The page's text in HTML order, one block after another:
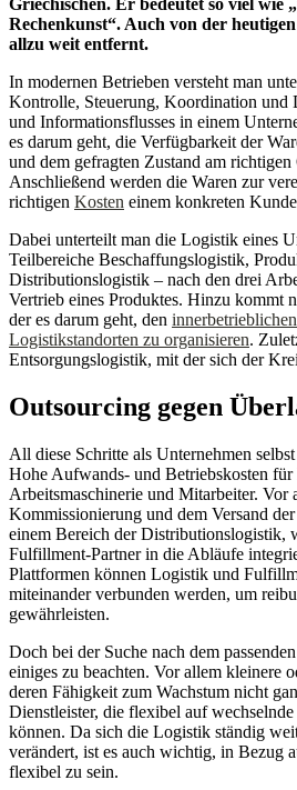
Rechenkunst“. Auch von der
allzu weit entfernt.
In modernen Betrieben versteht man
Kontrolle, Steuerung, Koordination und
und Informationsflusses in einem
es darum geht, die Verfügbarkeit der
und dem gefragten Zustand am richtigen
Anschließend werden die Waren zur
richtigen Kosten einem konkreten
Dabei unterteilt man die Logistik eines
Teilbereiche Beschaffungslogistik,
Distributionslogistik – nach den drei
Vertrieb eines Produktes. Hinzu kommt
der es darum geht, den
Logistikstandorten zu organisieren.
Entsorgungslogistik, mit der sich der
Outsourcing gegen
All diese Schritte als Unternehmen
Hohe Aufwands- und Betriebskosten
Arbeitsmaschinerie und Mitarbeiter. Vor
Kommissionierung und dem Versand
einem Bereich der Distributionslogistik,
Fulfillment-Partner in die Abläufe
Plattformen können Logistik und
miteinander verbunden werden, um
gewährleisten.
Doch bei der Suche nach dem
einiges zu beachten. Vor allem kleinere
deren Fähigkeit zum Wachstum nicht
Dienstleister, die flexibel auf
können. Da sich die Logistik ständig
verändert, ist es auch wichtig, in Bezug
flexibel zu sein.